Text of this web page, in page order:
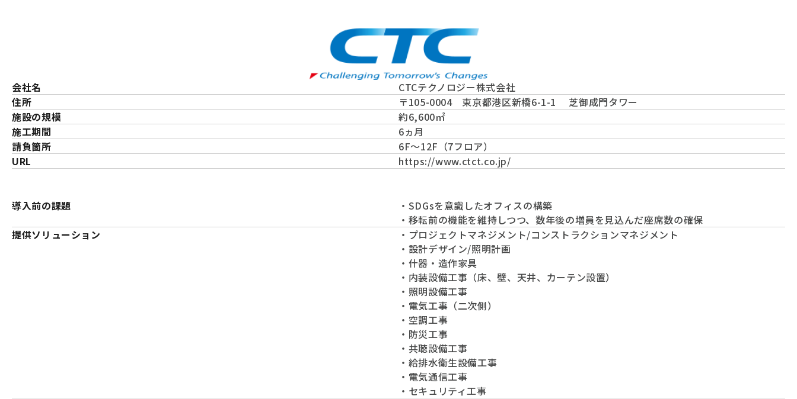
会社名
CTCテクノロジー株式会社
住所
〒105-0004 東京都港区新橋6-1-1 芝御成門タワー
施設の規模
約6,600㎡
施工期間
6ヵ月
請負箇所
6F～12F（7フロア）
URL
https://www.ctct.co.jp/
導入前の課題
・SDGsを意識したオフィスの構築
・移転前の機能を維持しつつ、数年後の増員を見込んだ座席数の確保
提供ソリューション
・プロジェクトマネジメント/コンストラクションマネジメント
・設計デザイン/照明計画
・什器・造作家具
・内装設備工事（床、壁、天井、カーテン設置）
・照明設備工事
・電気工事（二次側）
・空調工事
・防災工事
・共聴設備工事
・給排水衛生設備工事
・電気通信工事
・セキュリティ工事